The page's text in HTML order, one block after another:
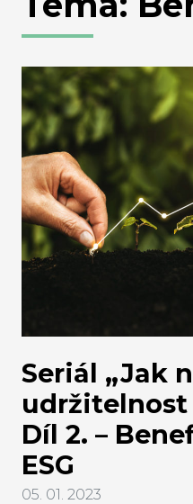
Seriál „Jak
udržitelnost
Díl 2. –
ESG
05. 01. 2023